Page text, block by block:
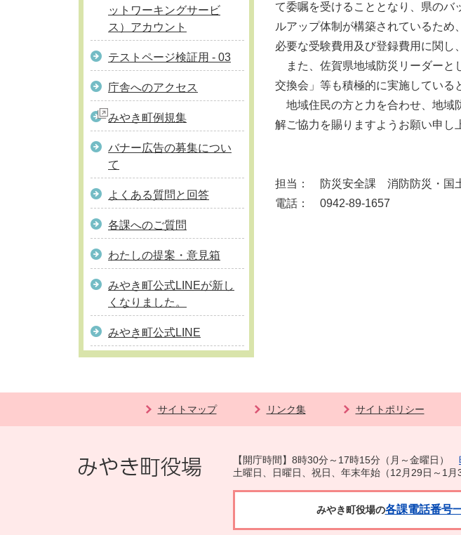
ットワーキングサービ
ス）アカウント
テストページ検証用 - 03
庁舎へのアクセス
みやき町例規集
バナー広告の募集につい
て
よくある質問と回答
各課へのご質問
わたしの提案・意見箱
みやき町公式LINEが新し
くなりました。
みやき町公式LINE
て委嘱を受けることとなり、県のバ
ルアップ体制が構築されているた
必要な受験費用及び登録費用に関し
また、佐賀県地域防災リーダーと
交換会」等も積極的に実施している
地域住民の方と力を合わせ、地域
解ご協力を賜りますようお願い申し
担当： 防災安全課 消防防災・国
電話： 0942-89-1657
サイトマップ リンク集 サイトポリシー
【開庁時間】8時30分～17時15分（月～金曜日）
土曜日、日曜日、祝日、年末年始（12月29日～1月
みやき町役場の各課電話番号